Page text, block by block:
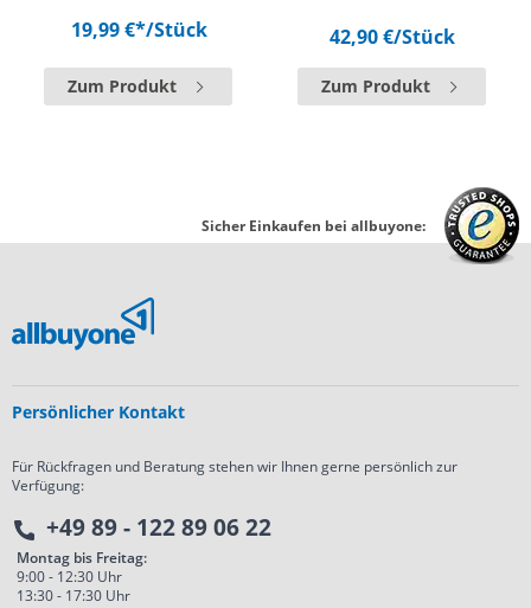
19,99 €*/Stück
Zum Produkt
42,90 €/Stück
Zum Produkt
Sicher Einkaufen bei allbuyone:
Persönlicher Kontakt
Für Rückfragen und Beratung stehen wir Ihnen gerne persönlich zur
Verfügung:
+49 89 - 122 89 06 22
Montag bis Freitag:
9:00 - 12:30 Uhr
13:30 - 17:30 Uhr